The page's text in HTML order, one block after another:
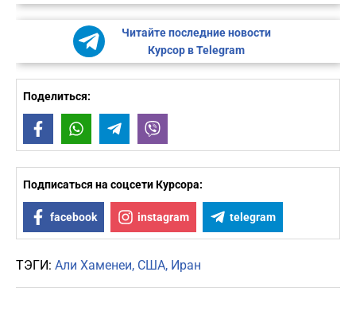
Читайте последние новости
Курсор в Telegram
Поделиться:
FacebookWhatsAppTelegram
Подписаться на соцсети Курсора:
facebook instagram telegram
ТЭГИ: Али Хаменеи США Иран